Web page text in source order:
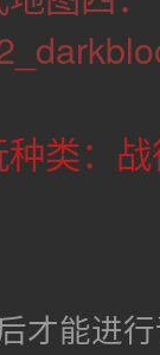
类：
才能进行